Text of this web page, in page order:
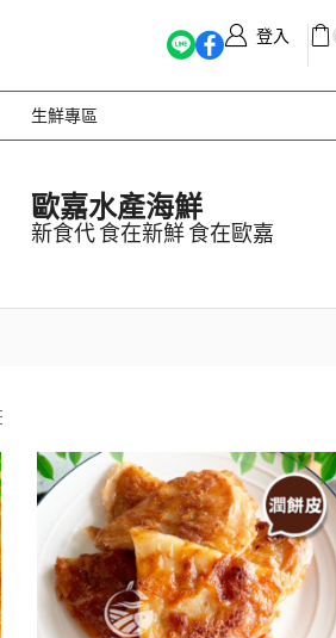
登入
生鮮專區
歐嘉水產海鮮
新食代 食在新鮮 食在歐嘉